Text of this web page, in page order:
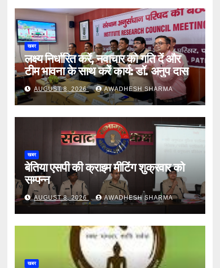
खबर
लक्ष्य निर्धारित करें, नवाचार को गति दें और
टीम भावना के साथ करें कार्य: डॉ. अनुप दास
AUGUST 8, 2026 AWADHESH SHARMA
खबर
बेतिया एसपी की क्राइम मीटिंग शुक्रवार को
सम्पन्न
AUGUST 8, 2026 AWADHESH SHARMA
खबर